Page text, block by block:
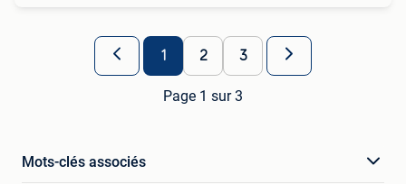
1 2 3
Page 1 sur 3
Mots-clés associés